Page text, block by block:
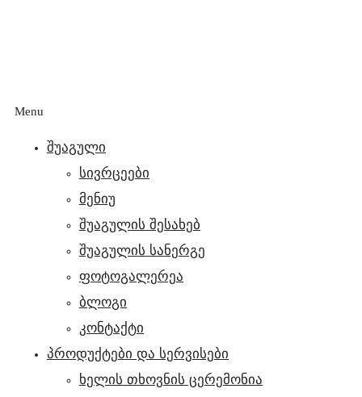
Menu
შუაგული
სივრცეები
მენიუ
შუაგულის შესახებ
შუაგულის სანერგე
ფოტოგალერეა
ბლოგი
კონტაქტი
პროდუქტები და სერვისები
ხელის თხოვნის ცერემონია